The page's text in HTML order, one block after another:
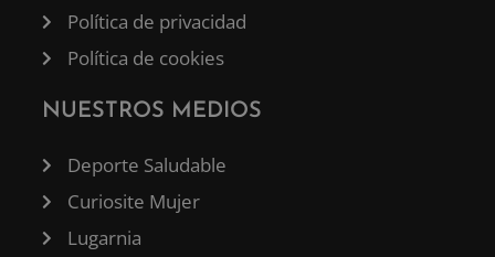
Política de privacidad
Política de cookies
NUESTROS MEDIOS
Deporte Saludable
Curiosite Mujer
Lugarnia